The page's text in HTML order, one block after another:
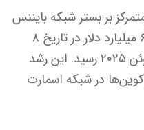
بر بستر شبکه بایننس
اسمارت چین (BSC) با ثبت ۶.۰۵ میلیارد دلار در تاریخ ۸
اکتبر، به بالاترین سطح خود از ژوئن ۲۰۲۵ رسید. این رشد
در شبکه اسمارت